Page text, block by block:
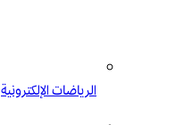
الرياضات الإلكترونية